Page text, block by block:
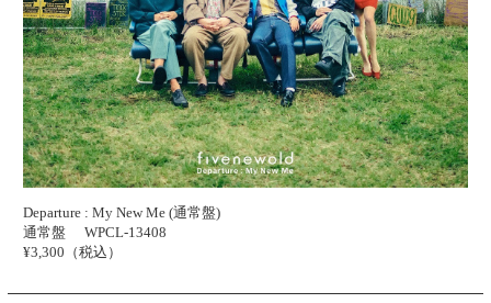
Departure : My New Me (通常盤)
通常盤
WPCL-13408
¥3,300（税込）